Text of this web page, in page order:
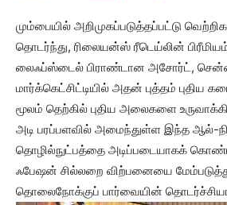
மும்பையில் அறிமுகப்படுத்தப்பட்டு
தொடர்ந்து, ரிலையன்ஸ் ரீடெய்லின்
லைஃப்ஸ்டைல் பிராண்டான அசோர்ட்,
மார்க்கெட்சிட்டியில் அதன் புத்தம் புதிய
மூலம் தெற்கில் புதிய அலைகளை
அடி பரப்பளவில் அமைந்துள்ள இந்த ஆல்-
தொழில்நுட்பத்தை அடிப்படையாகக்
ஃபேஷன் சில்லறை விற்பனையை
தொலைநோக்குப் பார்வையின்